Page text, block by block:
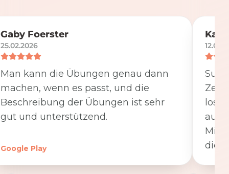
Gaby Foerster
25.02.2026
Man kann die Übungen genau dann
machen, wenn es passt, und die
Beschreibung der Übungen ist sehr
gut und unterstützend.
Google Play
Zeit
die